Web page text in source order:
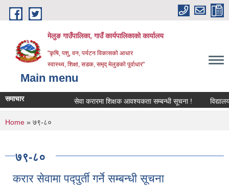
Skip to main content
मेलुङ गाउँपालिका, गाउँ कार्यपालिकाको कार्यालय
"कृषि, पशु, वन, पर्यटन विकासको आधार
स्वास्थ्य, शिक्षा, सडक, समृद् मेलुङको पूर्वाधार"
Main menu
समाचार सेवा करारमा शिक्षक आवश्‍यकता सम्बन्धी सूचना !
You are here
Home » ७९-८०
७९-८०
करार सेवामा पद्पुर्ती गर्ने सम्बन्धी सूचना